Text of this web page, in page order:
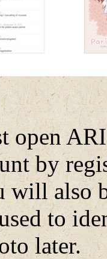
open
by
will also
to
later.